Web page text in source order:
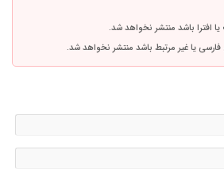
افترا باشد منتشر نخواهد شد.
فارسی یا غیر مرتبط باشد منتشر نخواهد شد.